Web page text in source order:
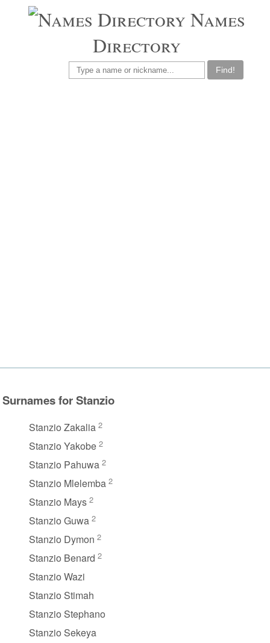
Names
Directory
Find!
Surnames for Stanzio
Stanzio Zakalia 2
Stanzio Yakobe 2
Stanzio Pahuwa 2
Stanzio Mlelemba 2
Stanzio Mays 2
Stanzio Guwa 2
Stanzio Dymon 2
Stanzio Benard 2
Stanzio Wazi
Stanzio Stimah
Stanzio Stephano
Stanzio Sekeya